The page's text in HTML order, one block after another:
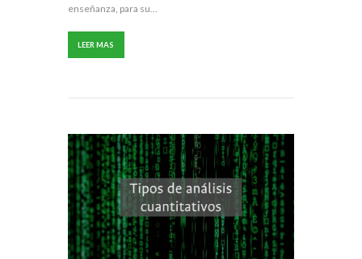
enseñanza, para su...
LEER MAS